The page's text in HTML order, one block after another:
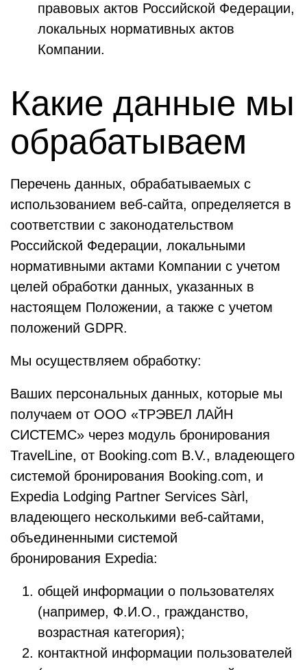
правовых актов Российской Федерации,
локальных нормативных актов
Компании.
Какие данные мы
обрабатываем
Перечень данных, обрабатываемых с
использованием веб-сайта, определяется в
соответствии с законодательством
Российской Федерации, локальными
нормативными актами Компании с учетом
целей обработки данных, указанных в
настоящем Положении, а также с учетом
положений GDPR.
Мы осуществляем обработку:
Ваших персональных данных, которые мы
получаем от ООО «ТРЭВЕЛ ЛАЙН
СИСТЕМС» через модуль бронирования
TravelLine, от Booking.com B.V., владеющего
системой бронирования Booking.com, и
Expedia Lodging Partner Services Sàrl,
владеющего несколькими веб-сайтами,
объединенными системой
бронирования Expedia:
общей информации о пользователях
(например, Ф.И.О., гражданство,
возрастная категория);
контактной информации пользователей